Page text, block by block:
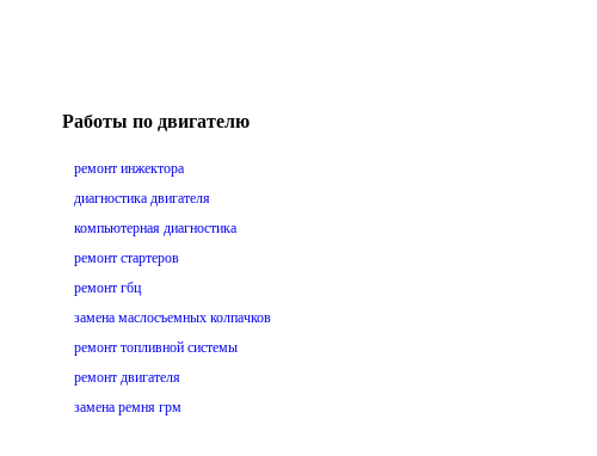
Работы по двигателю
ремонт инжектора
диагностика двигателя
компьютерная диагностика
ремонт стартеров
ремонт гбц
замена маслосъемных колпачков
ремонт топливной системы
ремонт двигателя
замена ремня грм